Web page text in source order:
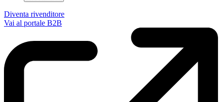
Diventa rivenditore
Vai al portale B2B